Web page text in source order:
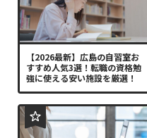
【2026最新】広島の自習室お
すすめ人気3選！転職の資格勉
強に使える安い施設を厳選！